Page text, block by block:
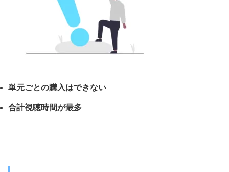
単元ごとの購入はできない
合計視聴時間が最多